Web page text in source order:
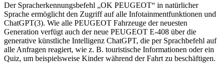
Der Spracherkennungsbefehl „OK PEUGEOT“ in natürlicher
Sprache ermöglicht den Zugriff auf alle Infotainmentfunktionen und
ChatGPT(3). Wie alle PEUGEOT Fahrzeuge der neuesten
Generation verfügt auch der neue PEUGEOT E-408 über die
generative künstliche Intelligenz ChatGPT, die per Sprachbefehl auf
alle Anfragen reagiert, wie z. B. touristische Informationen oder ein
Quiz, um beispielsweise Kinder während der Fahrt zu beschäftigen.